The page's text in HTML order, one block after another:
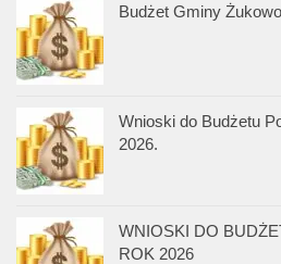
Budżet Gminy
Wnioski do Budżetu
2026.
WNIOSKI DO
ROK 2026